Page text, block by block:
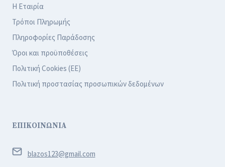
Η Εταιρία
Τρόποι Πληρωμής
Πληροφορίες Παράδοσης
Όροι και προϋποθέσεις
Πολιτική Cookies (ΕΕ)
Πολιτική προστασίας προσωπικών δεδομένων
ΕΠΙΚΟΙΝΩΝΙΑ
blazos123@gmail.com